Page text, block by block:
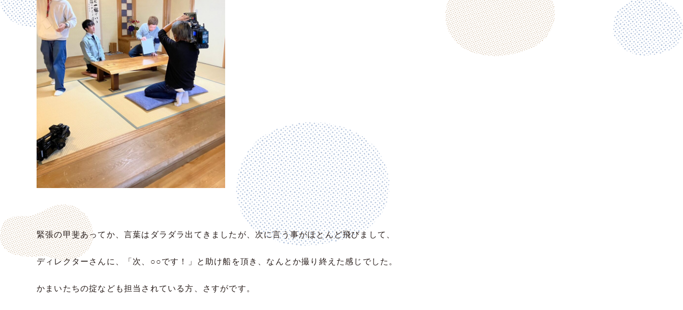
緊張の甲斐あってか、言葉はダラダラ出てきましたが、次に言う事がほとんど飛びまして、
ディレクターさんに、「次、○○です！」と助け船を頂き、なんとか撮り終えた感じでした。
かまいたちの掟なども担当されている方、さすがです。